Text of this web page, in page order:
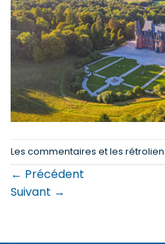
Les commentaires et les
← Précédent
Suivant →